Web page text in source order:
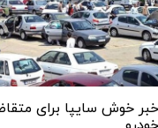
خبر خوش سایپا برای